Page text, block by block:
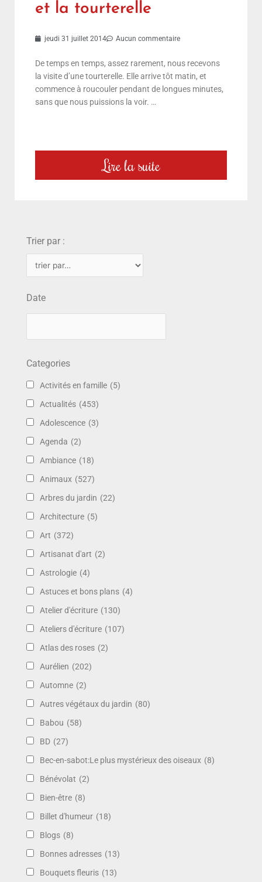
et la tourterelle
jeudi 31 juillet 2014 Aucun commentaire
De temps en temps, assez rarement, nous recevons
la visite d’une tourterelle. Elle arrive tôt matin, et
commence à roucouler pendant de longues minutes,
sans que nous puissions la voir. …
Lire la suite
Trier par :
Date
Categories
Activités en famille (5)
Actualités (453)
Adolescence (3)
Agenda (2)
Ambiance (18)
Animaux (527)
Arbres du jardin (22)
Architecture (5)
Art (372)
Artisanat d'art (2)
Astrologie (4)
Astuces et bons plans (4)
Atelier d'écriture (130)
Ateliers d'écriture (107)
Atlas des roses (2)
Aurélien (202)
Automne (2)
Autres végétaux du jardin (80)
Babou (58)
BD (27)
Bec-en-sabot:Le plus mystérieux des oiseaux (8)
Bénévolat (2)
Bien-être (8)
Billet d'humeur (18)
Blogs (8)
Bonnes adresses (13)
Bouquets fleuris (13)